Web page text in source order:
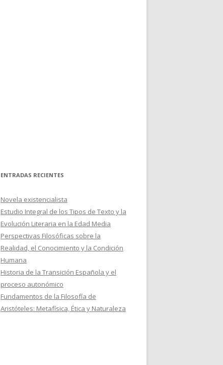
ENTRADAS RECIENTES
Novela existencialista
Estudio Integral de los Tipos de Texto y la
Evolución Literaria en la Edad Media
Perspectivas Filosóficas sobre la
Realidad, el Conocimiento y la Condición
Humana
Historia de la Transición Española y el
proceso autonómico
Fundamentos de la Filosofía de
Aristóteles: Metafísica, Ética y Naturaleza